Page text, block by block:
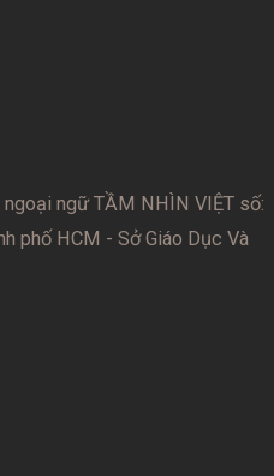
ngữ TẦM NHÌN VIỆT số:
phố HCM - Sở Giáo Dục Và